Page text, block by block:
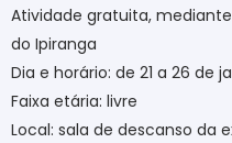
Atividade gratuita,
do Ipiranga
Dia e horário: de 21 a 26 de
Faixa etária: livre
Local: sala de descanso da